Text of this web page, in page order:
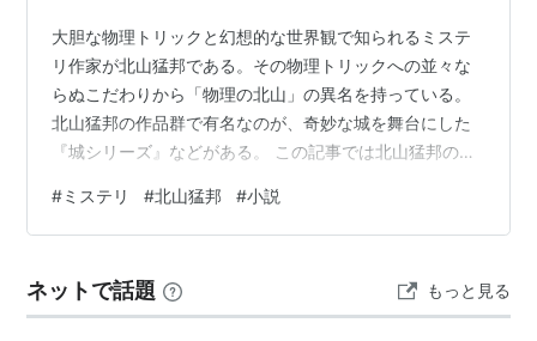
説）
「廃線上のアリア」（ファウストvol.4）
「糸の森の姫君」（ファウストvol.6 SIDE-B）
レーベルがなくなったため現在絶版となっている
大胆な物理トリックと幻想的な世界観で知られるミステ
リ作家が北山猛邦である。その物理トリックへの並々な
らぬこだわりから「物理の北山」の異名を持っている。
北山猛邦の作品群で有名なのが、奇妙な城を舞台にした
『城シリーズ』などがある。 この記事では北山猛邦の城
リーズとは？ 北山猛邦の城シリーズの読む順番は？ 『ク
ロック城』殺人事件 『瑠璃城』殺人事件 『アリス・ミラ
事件 北山猛邦の城シリーズとは？ 『石球城』殺人事件
作者:北山猛邦 講談社 Amazon 北山猛邦の「城シリー
#ミステリ #北山猛邦 #小説
ネットで話題 もっと見る